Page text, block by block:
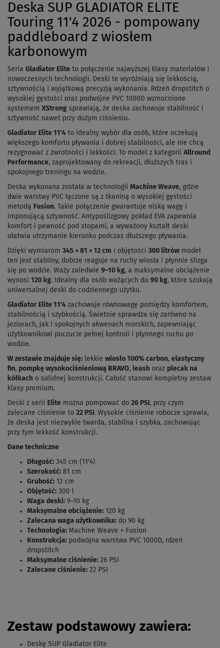
Deska SUP GLADIATOR ELITE
Touring 11'4 2026 - pompowany
paddleboard z wiosłem
karbonowym
Seria Gladiator Elite to połączenie najwyższej klasy materiałów i
nowoczesnych technologii. Deski te wyróżniają się lekkością,
sztywnością i wyjątkową precyzją wykonania. Rdzeń dropstitch o
wysokiej gęstości oraz podwójne PVC 1000D wzmocnione
systemem XStrong sprawiają, że deska zachowuje stabilność i
sztywność nawet przy dużym ciśnieniu.
Gladiator Elite 11'4 to idealny wybór dla osób, które oczekują
większego komfortu pływania i dobrej stabilności, ale nie chcą
rezygnować z zwrotności i lekkości. To model z kategorii Allround
Performance, zaprojektowany do rekreacji, dłuższych tras i
spokojnego treningu na wodzie.
Deska wykonana została w technologii Machine Weave, gdzie
dwie warstwy PVC łączone są z tkaniną o wysokiej gęstości
metodą Fusion. Takie połączenie gwarantuje niską wagę i
imponującą sztywność. Antypoślizgowy pokład EVA zapewnia
komfort i pewność pod stopami, a wyważony kształt deski
ułatwia utrzymanie kierunku podczas dłuższego pływania.
Dzięki wymiarom 345 × 81 × 12 cm i objętości 300 litrówmodel
ten jest stabilny, dobrze reaguje na ruchy wiosła i płynnie ślizga
się po wodzie. Waży zaledwie 9–10 kg, a maksymalne obciążenie
wynosi 120 kg. Idealny dla osób ważących do 90 kg, które szukają
uniwersalnej deski do codziennego użytku.
Gladiator Elite 11'4 zachowuje równowagę pomiędzy komfortem,
stabilnością i szybkością. Świetnie sprawdza się zarówno na
jeziorach, jak i spokojnych akwenach morskich, zapewniając
użytkownikowi poczucie pełnej kontroli i płynnego ruchu po
wodzie.
W zestawie znajduje się: lekkie wiosło 100% carbon, elastyczny
fin, pompkę wysokociśnieniową BRAVO, leash oraz plecak na
kółkach o solidnej konstrukcji. Całość stanowi kompletny zestaw
klasy premium.
Deski z serii Elite można pompować do 26 PSI , przy czym
zalecane ciśnienie to 22 PSI . Wysokie ciśnienie robocze sprawia,
że deska jest niezwykle twarda, stabilna i szybka, zachowując
przy tym lekkość konstrukcji.
Dane techniczne
Długość: 345 cm (11'4)
Szerokość: 81 cm
Grubość: 12 cm
Objętość: 300 l
Waga deski: 9–10 kg
Maksymalne obciążenie: 120 kg
Zalecana waga użytkownika: do 90 kg
Technologia: Machine Weave + Fusion
Konstrukcja: podwójna warstwa PVC 1000D, rdzeń
dropstitch
Maksymalne ciśnienie: 26 PSI
Zalecane ciśnienie: 22 PSI
Zestaw podstawowy zawiera:
Deskę SUP Gladiator Elite